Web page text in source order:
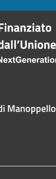
Manoppello